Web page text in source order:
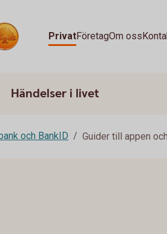
PrivatFöretagOm oss
Händelser i livet
och BankID Guider till appen